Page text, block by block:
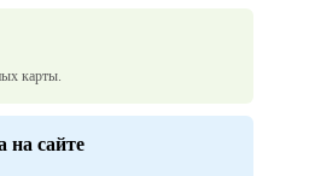
карты.
на сайте